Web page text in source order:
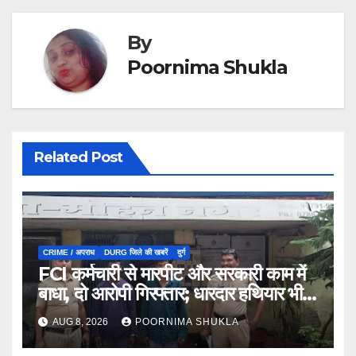
By
Poornima Shukla
Related Post
CRIME / अपराध DURG जिले की खबरें दुर्ग
FCI कर्मचारी से मारपीट और सरकारी काम में
बाधा, दो आरोपी गिरफ्तार; धारदार हथियार भी
जब्त…
AUG 8, 2026 POORNIMA SHUKLA